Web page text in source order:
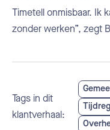
Timetell onmisbaar. Ik
zonder werken”, zegt
Tags in dit
klantverhaal: